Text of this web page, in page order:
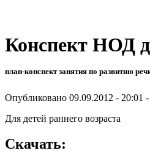
Конспект НОД
план-конспект занятия по развитию
Опубликовано 09.09.2012 - 20:01 -
Для детей раннего возраста
Скачать: